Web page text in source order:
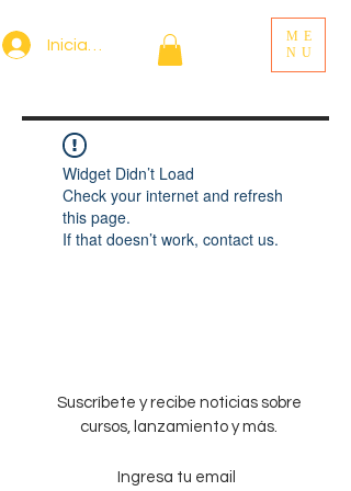
Iniciar sesión
ME
NU
Widget Didn’t Load
Check your internet and refresh
this page.
If that doesn’t work, contact us.
Suscríbete y recibe noticias sobre
cursos, lanzamiento y más.